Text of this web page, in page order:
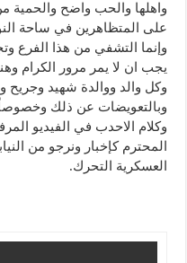
واهلها والحب واضح والحمية
على المتظاهرين في ساحة
وإنما التشفي من هذا الفرع
يجب ان لا يمر مرور الكرام
وكل والد ووالدة شهيد
وبالتعويضات عن ذلك
وكلام الاحدب في الفيديو
المحترم كإخبار ونرجو من
العسكرية التحرك.